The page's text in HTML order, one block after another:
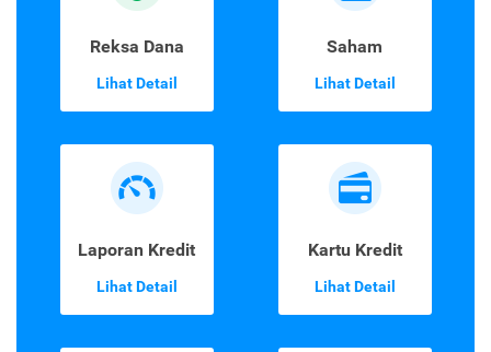
Reksa Dana
Lihat Detail
Saham
Lihat Detail
Laporan Kredit
Lihat Detail
Kartu Kredit
Lihat Detail